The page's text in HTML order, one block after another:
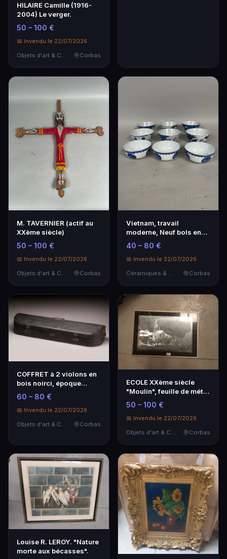
HILAIRE Camille (1916-
2004) Le verger.
50 – 100 €
📅 Invendu le 22/07/2026
Objets d'art & Curiosités
Corbas
M. TAVERNIER (actif au
XXème siècle)
50 – 100 €
📅 Invendu le 22/07/2026
Objets d'art & Curiosités
Corbas
Vietnam, travail
moderne, Neuf bols en
porcelaine bleu blanc…
40 – 80 €
📅 Invendu le 22/07/2026
Céramiques & Porcelaine
Corbas
COFFRET à 2 violons en
bois noirci, époque
début XIXème sièc…
60 – 80 €
📅 Invendu le 22/07/2026
Objets d'art & Curiosités
Corbas
ECOLE XXème siècle
"Moulin", feuille de métal
gravée.
50 – 100 €
📅 Invendu le 22/07/2026
Objets d'art & Curiosités
Corbas
Louise R. LEROY. "Nature
morte aux bécasses".